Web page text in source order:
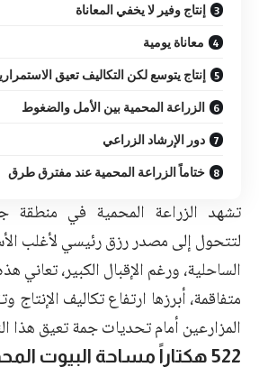
إنتاج وفير لا يخفي المعاناة
معاناة يومية
إنتاج يتوسع لكن التكاليف تعيق
الزراعة المحمية بين الأمل والضغوط
دور الإرشاد الزراعي
ختاماً الزراعة المحمية عند مفترق طرق
تشهد الزراعة المحمية في منطقة
لتتحول إلى مصدر رزق رئيسي لأغلب
الساحلية، ورغم الإقبال الكبير، تعاني
متفاقمة، أبرزها ارتفاع تكاليف
المزارعين أمام تحديات جمة تعيق هذا
522 هكتاراً مساحة البيوت المحمية